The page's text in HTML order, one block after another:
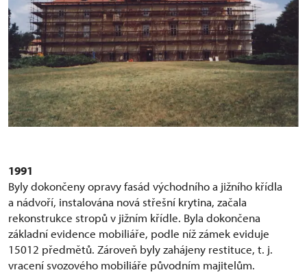
1991
Byly dokončeny opravy fasád východního a jižního křídla
a nádvoří, instalována nová střešní krytina, začala
rekonstrukce stropů v jižním křídle. Byla dokončena
základní evidence mobiliáře, podle níž zámek eviduje
15012 předmětů. Zároveň byly zahájeny restituce, t. j.
vracení svozového mobiliáře původním majitelům.